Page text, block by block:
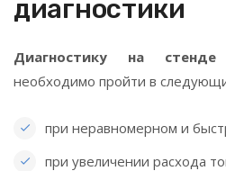
диагностики
Диагностику на стенде
необходимо пройти в
при неравномерном и
при увеличении расхода